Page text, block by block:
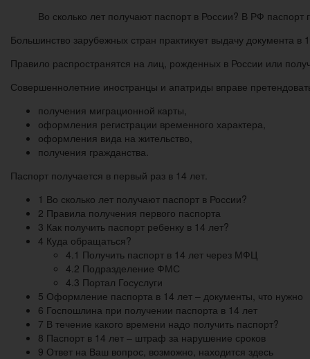
Во сколько лет получают паспорт в России? В РФ
Большинство зарубежных стран практикует выдачу документа в
Правило распространятся на лиц, рожденных в России или
Совершеннолетние иностранцы и апатриды вправе
получения миграционной карты,
оформления регистрации временного характера,
оформления вида на жительство,
получения гражданства.
Паспорт получается в первый раз в 14 лет.
1 Во сколько лет получают паспорт в России?
2 Правила получения первого паспорта
3 Как получить паспорт ребенку в 14 лет?
4 Куда обращаться?
4.1 Получить паспорт в 14 лет через МФЦ
4.2 Подразделение ФМС
4.3 Портал Госуслуги
5 Оформление паспорта в 14 лет – документы, что нужно
6 Госпошлина при получении паспорта в 14 лет
7 В течение какого времени надо получить паспорт?
8 Паспорт в 14 лет – штраф за нарушение сроков
9 Ответ на Ваш вопрос, возможно, находится здесь